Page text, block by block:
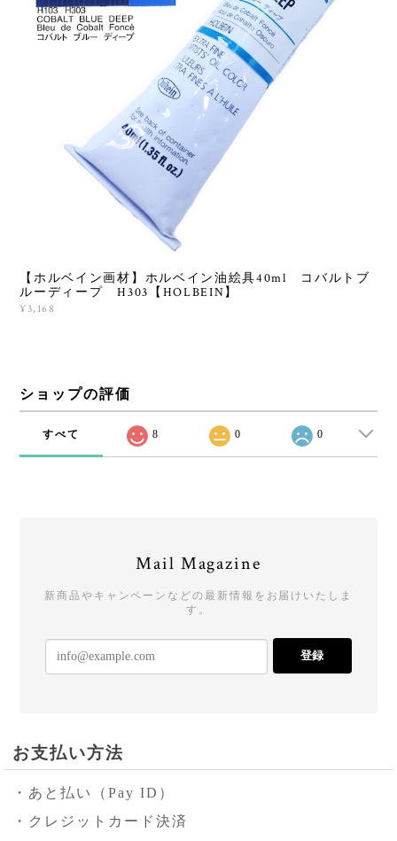
【ホルベイン画材】ホルベイン油絵具40ml コバルトブ
ルーディープ H303【HOLBEIN】
¥3,168
ショップの評価
すべて 8 0 0
Mail Magazine
新商品やキャンペーンなどの最新情報をお届けいたしま
す。
登録
お支払い方法
・あと払い（Pay ID）
・クレジットカード決済